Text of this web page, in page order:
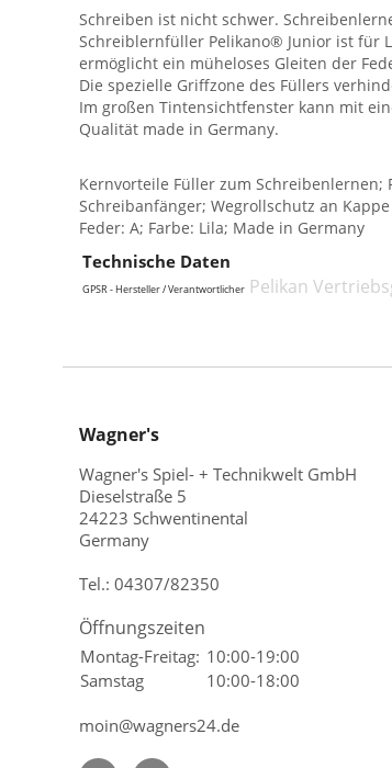
Schreiben ist nicht schwer.
Schreiblernfüller Pelikano® Junior ist für
ermöglicht ein müheloses Gleiten der
Die spezielle Griffzone des Füllers
Im großen Tintensichtfenster kann mit
Qualität made in Germany.
Kernvorteile Füller zum
Schreibanfänger; Wegrollschutz an
Feder: A; Farbe: Lila; Made in Germany
Technische Daten
GPSR - Hersteller / Verantwortlicher Pelikan
Wagner's
Wagner's Spiel- + Technikwelt GmbH
Dieselstraße 5
24223 Schwentinental
Germany
Tel.: 04307/82350
Öffnungszeiten
Montag-Freitag: 10:00-19:00
Samstag
10:00-18:00
moin@wagners24.de